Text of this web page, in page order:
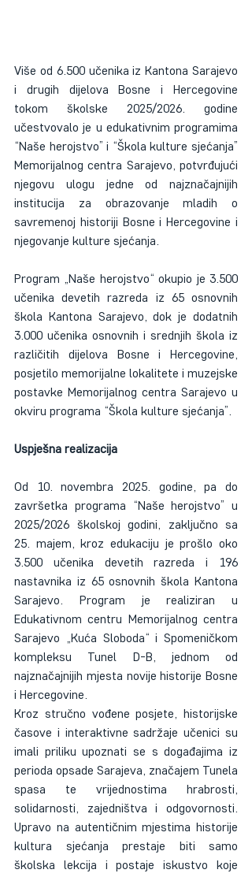
Više od 6.500 učenika iz Kantona Sarajevo
i drugih dijelova Bosne i Hercegovine
tokom školske 2025/2026. godine
učestvovalo je u edukativnim programima
“Naše herojstvo” i “Škola kulture sjećanja”
Memorijalnog centra Sarajevo, potvrđujući
njegovu ulogu jedne od najznačajnijih
institucija za obrazovanje mladih o
savremenoj historiji Bosne i Hercegovine i
njegovanje kulture sjećanja.
Program „Naše herojstvo“ okupio je 3.500
učenika devetih razreda iz 65 osnovnih
škola Kantona Sarajevo, dok je dodatnih
3.000 učenika osnovnih i srednjih škola iz
različitih dijelova Bosne i Hercegovine,
posjetilo memorijalne lokalitete i muzejske
postavke Memorijalnog centra Sarajevo u
okviru programa “Škola kulture sjećanja”.
Uspješna realizacija
Od 10. novembra 2025. godine, pa do
završetka programa “Naše herojstvo” u
2025/2026 školskoj godini, zaključno sa
25. majem, kroz edukaciju je prošlo oko
3.500 učenika devetih razreda i 196
nastavnika iz 65 osnovnih škola Kantona
Sarajevo. Program je realiziran u
Edukativnom centru Memorijalnog centra
Sarajevo „Kuća Sloboda“ i Spomeničkom
kompleksu Tunel D-B, jednom od
najznačajnijih mjesta novije historije Bosne
i Hercegovine.
Kroz stručno vođene posjete, historijske
časove i interaktivne sadržaje učenici su
imali priliku upoznati se s događajima iz
perioda opsade Sarajeva, značajem Tunela
spasa te vrijednostima hrabrosti,
solidarnosti, zajedništva i odgovornosti.
Upravo na autentičnim mjestima historije
kultura sjećanja prestaje biti samo
školska lekcija i postaje iskustvo koje